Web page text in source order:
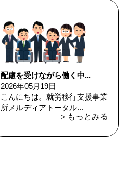
配慮を受けながら働く中...
2026年05月19日
こんにちは。就労移行支援事業
所メルディアトータル...
＞もっとみる